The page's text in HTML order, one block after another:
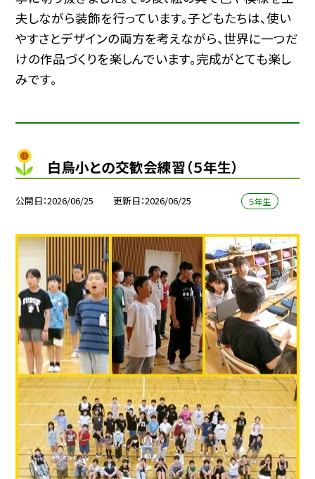
夫しながら装飾を行っています。子どもたちは、使い
やすさとデザインの両方を考えながら、世界に一つだ
けの作品づくりを楽しんでいます。完成がとても楽し
みです。
白鳥小との交歓会練習（５年生）
公開日 2026/06/25 更新日 2026/06/25 ５年生